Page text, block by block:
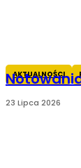
AKTUALNOŚCI
23 Lipca 2026